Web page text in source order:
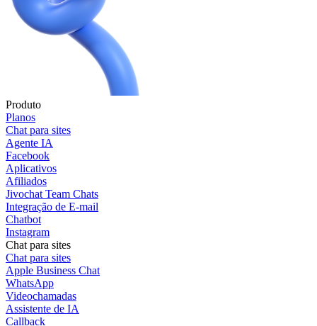
Produto
Planos
Chat para sites
Agente IA
Facebook
Aplicativos
Afiliados
Jivochat Team Chats
Integração de E-mail
Chatbot
Instagram
Chat para sites
Chat para sites
Apple Business Chat
WhatsApp
Videochamadas
Assistente de IA
Callback